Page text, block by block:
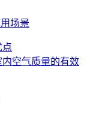
场景
点
空气质量的有效